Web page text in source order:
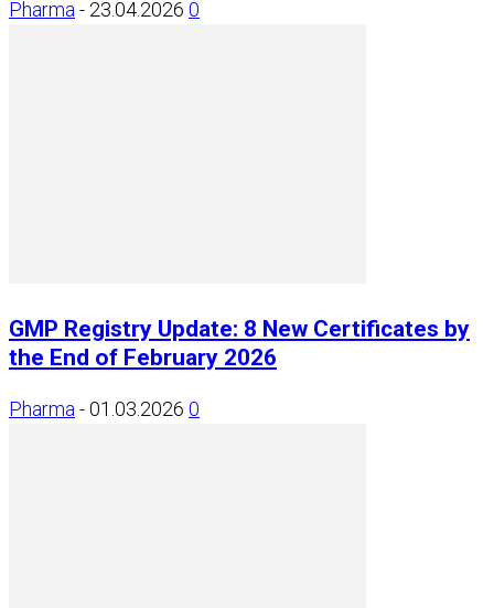
Pharma - 23.04.2026 0
GMP Registry Update: 8 New Certificates by
the End of February 2026
Pharma -01.03.2026 0